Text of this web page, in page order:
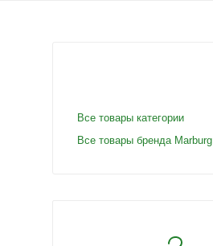
Все товары категории
Все товары бренда Marburg